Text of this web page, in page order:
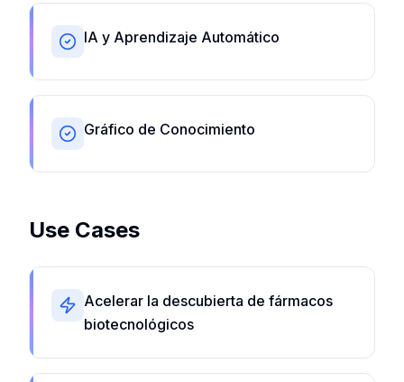
IA y Aprendizaje Automático
Gráfico de Conocimiento
Use Cases
Acelerar la descubierta de fármacos
biotecnológicos